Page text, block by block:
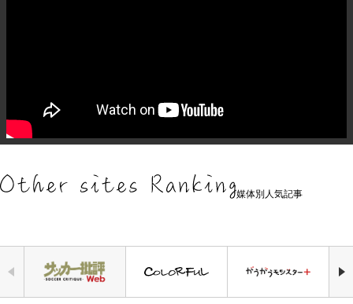
媒体別人気記事